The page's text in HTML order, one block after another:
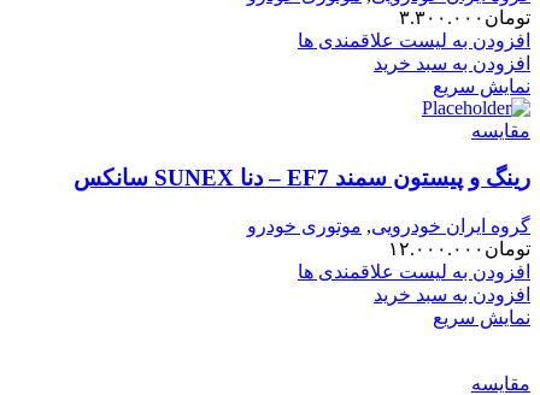
تومان ۳.۳۰۰.۰۰۰
افزودن به لیست علاقمندی ها
افزودن به سبد خرید
نمایش سریع
مقایسه
رینگ و پیستون سمند EF7 – دنا SUNEX سانکس
گروه ایران خودرویی, موتوری خودرو
تومان ۱۲.۰۰۰.۰۰۰
افزودن به لیست علاقمندی ها
افزودن به سبد خرید
نمایش سریع
مقایسه